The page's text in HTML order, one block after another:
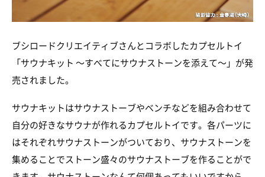
ブシロードクリエイティブさんとコラボしたカプセルトイ
「サウナキット 〜すべてにサウナストーンを添えて〜」が発
売されました。
サウナキットはサウナストーブやベンチなどを組み合わせて
自分の好きなサウナが作れるカプセルトイです。各パーツに
はそれぞれサウナストーンがついており、サウナストーンを
集めることでストーン盛々のサウナストーブを作ることがで